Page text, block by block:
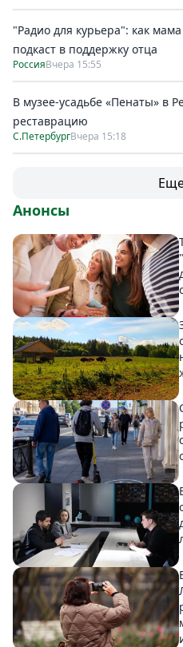
"Радио для курьера": как
подкаст в поддержку отца
РоссияВчера 15:55
В музее-усадьбе «Пенаты» в
реставрацию
С.ПетербургВчера 15:18
Анонсы